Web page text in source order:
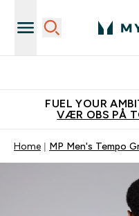
FUEL YOUR
VÆR OBS PÅ
Home MP Men's Tempo